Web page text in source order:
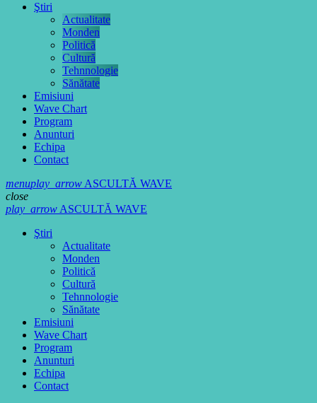
Ştiri
Actualitate
Monden
Politică
Cultură
Tehnnologie
Sănătate
Emisiuni
Wave Chart
Program
Anunturi
Echipa
Contact
menuplay_arrowASCULTĂ WAVE
close
play_arrowASCULTĂ WAVE
Ştiri
Actualitate
Monden
Politică
Cultură
Tehnnologie
Sănătate
Emisiuni
Wave Chart
Program
Anunturi
Echipa
Contact